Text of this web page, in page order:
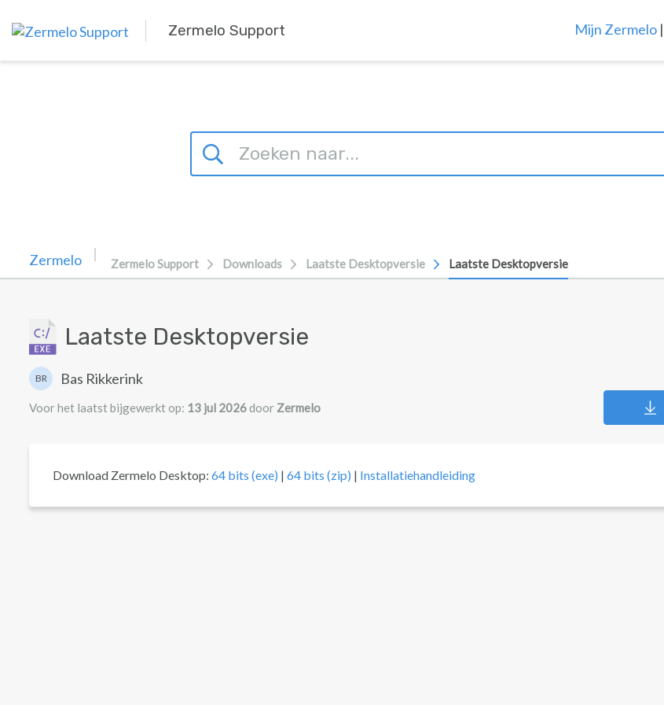
Zermelo Support Mijn Zermelo |
Zermelo Support Downloads Laatste Desktopversie Laatste Desktopversie
Laatste Desktopversie
BR Bas Rikkerink
Voor het laatst bijgewerkt op: 13 jul 2026door Zermelo
Download Zermelo Desktop: 64 bits (exe) | 64 bits (zip) | Installatiehandleiding